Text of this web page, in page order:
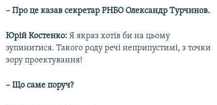
– Про це казав секретар РНБО Олександр Турчинов.
Юрій Костенко: Я якраз хотів би на цьому
зупинитися. Такого роду речі неприпустимі, з точки
зору проектування!
– Що саме поруч?